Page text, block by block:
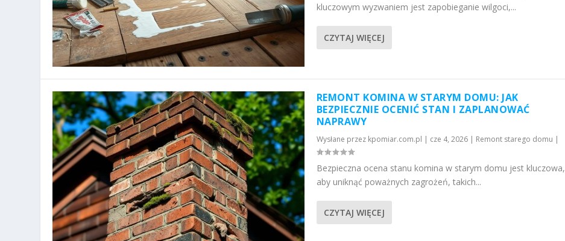
kluczowym wyzwaniem jest zapobieganie wilgoci,...
CZYTAJ WIĘCEJ
REMONT KOMINA W STARYM DOMU: JAK
BEZPIECZNIE OCENIĆ STAN I ZAPLANOWAĆ
NAPRAWY
Wysłane przez kpomiar.com.pl | cze 4, 2026| Remont starego domu |
Bezpieczna ocena stanu komina w starym domu jest kluczowa,
aby uniknąć poważnych zagrożeń, takich...
CZYTAJ WIĘCEJ